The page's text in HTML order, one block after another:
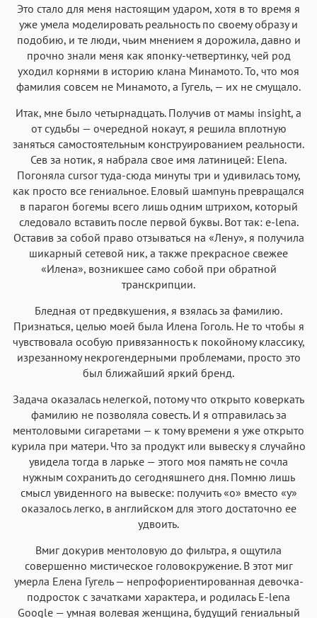
Это стало для меня настоящим ударом, хотя в то время я
уже умела моделировать реальность по своему образу и
подобию, и те люди, чьим мнением я дорожила, давно и
прочно знали меня как японку-четвертинку, чей род
уходил корнями в историю клана Минамото. То, что моя
фамилия совсем не Минамото, а Гугель, — их не смущало.
Итак, мне было четырнадцать. Получив от мамы insight, а
от судьбы — очередной нокаут, я решила вплотную
заняться самостоятельным конструированием реальности.
Сев за нотик, я набрала свое имя латиницей: Elena.
Погоняла cursor туда-сюда минуты три и удивилась тому,
как просто все гениальное. Еловый шампунь превращался
в парагон богемы всего лишь одним штрихом, который
следовало вставить после первой буквы. Вот так: e-lena.
Оставив за собой право отзываться на «Лену», я получила
шикарный сетевой ник, а также прекрасное свежее
«Илена», возникшее само собой при обратной
транскрипции.
Бледная от предвкушения, я взялась за фамилию.
Признаться, целью моей была Илена Гоголь. Не то чтобы я
чувствовала особую привязанность к покойному классику,
изрезанному некрогендерными проблемами, просто это
был ближайший яркий бренд.
Задача оказалась нелегкой, потому что открыто коверкать
фамилию не позволяла совесть. И я отправилась за
ментоловыми сигаретами — к тому времени я уже открыто
курила при матери. Что за продукт или вывеску я случайно
увидела тогда в ларьке — этого моя память не сочла
нужным сохранить до сегодняшнего дня. Помню лишь
смысл увиденного на вывеске: получить «о» вместо «у»
оказалось легко, в английском для этого достаточно ее
удвоить.
Вмиг докурив ментоловую до фильтра, я ощутила
совершенно мистическое головокружение. В этот миг
умерла Елена Гугель — непрофориентированная девочка-
подросток с зачатками характера, и родилась E-lena
Google — умная волевая женщина, будущий гениальный